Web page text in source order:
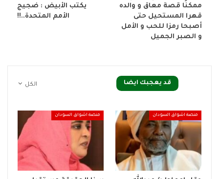
ممكنًا قصة معاق و والده
قهرا المستحيل حتى
أصبحا رمزا للحب و الأمل
و الصبر الجميل
يكتب الأبيض : ضجيج
الأمم المتحدة..!!
الكل قد يعجبك ايضا
منصة اشواق السودان منصة اشواق السودان